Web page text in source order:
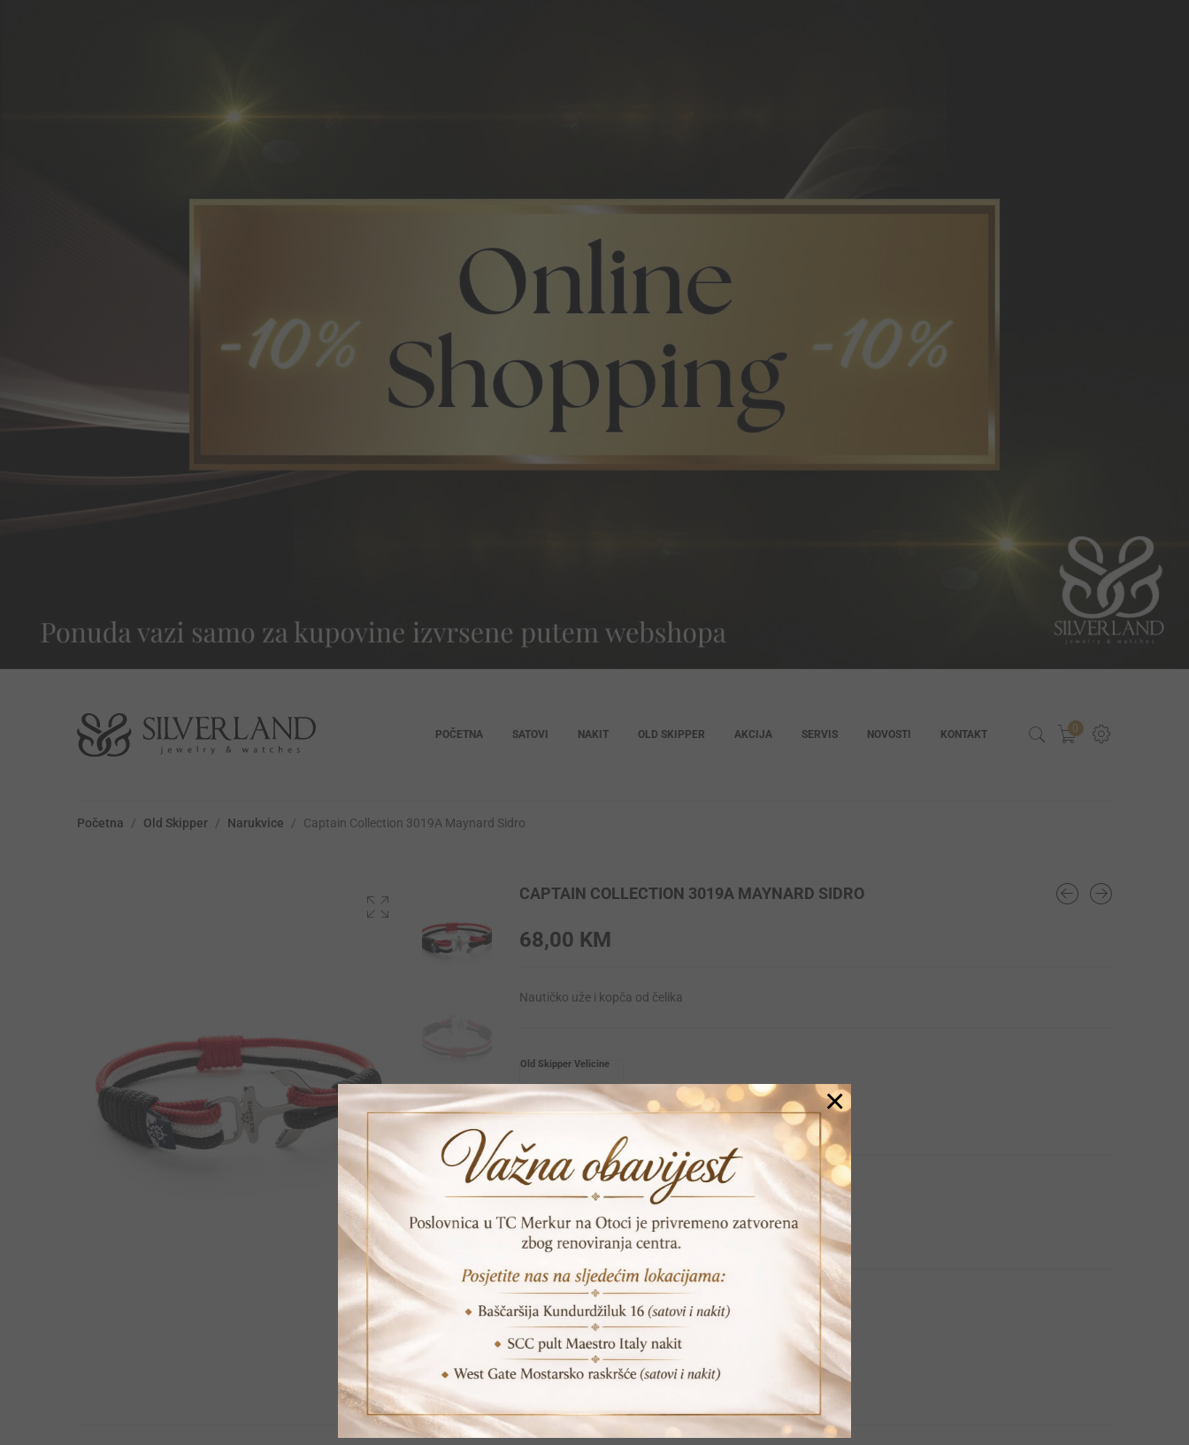
POČETNA SATOVI NAKIT OLD SKIPPER AKCIJA SERVIS NOVOSTI KONTAKT 0
Početna / Old Skipper / Narukvice / Captain Collection 3019A Maynard Sidro
CAPTAIN COLLECTION 3019A MAYNARD SIDRO
68,00 KM
Nautičko uže i kopča od čelika
Old Skipper Velicine
S
DODAJ U KORPU
NRBK 3019A
Print Pošalji prijatelju
×